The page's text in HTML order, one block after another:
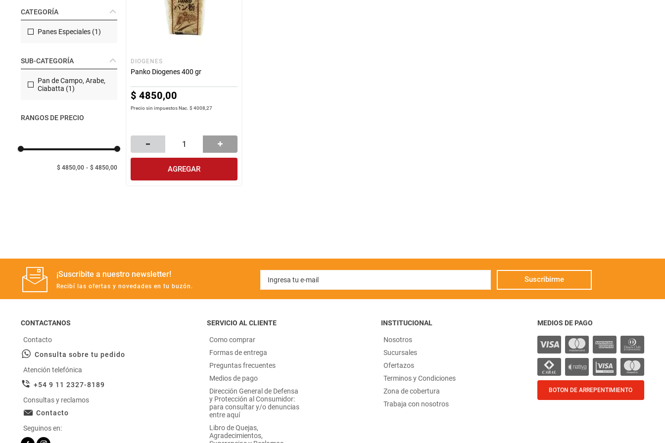
congelados
bazar y mascotas
CATEGORÍA
Panes Especiales (1)
SUB-CATEGORÍA
Pan de Campo, Arabe,
Ciabatta (1)
RANGOS DE PRECIO
$ 4850,00 $ 4850,00
DIOGENES
Panko Diogenes 400 gr
$ 4850,00
Precio sin impuestos Nac.$ 4008,27
AGREGAR
¡Suscribite a nuestro newsletter!
Recibí las ofertas y novedades en tu buzón.
Suscribirme
CONTACTANOS
Contacto
Consulta sobre tu pedido
Atención telefónica
+54 9 11 2327-8189
Consultas y reclamos
Contacto
Seguinos en:
SERVICIO AL CLIENTE
Como comprar
Formas de entrega
Preguntas frecuentes
Medios de pago
Dirección General de Defensa
y Protección al Consumidor:
para consultar y/o denuncias
entre aquí
Libro de Quejas,
Agradecimientos,
INSTITUCIONAL
Nosotros
Sucursales
Ofertazos
Terminos y Condiciones
Zona de cobertura
Trabaja con nosotros
MEDIOS DE PAGO
BOTON DE ARREPENTIMIENTO
Manteca
Arroz